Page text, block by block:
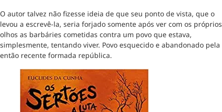
O autor talvez não fizesse ideia de que seu ponto de vista, que o
levou a escrevê-la, seria forjado somente após ver com os próprios
olhos as barbáries cometidas contra um povo que estava,
simplesmente, tentando viver. Povo esquecido e abandonado pela
então recente formada república.